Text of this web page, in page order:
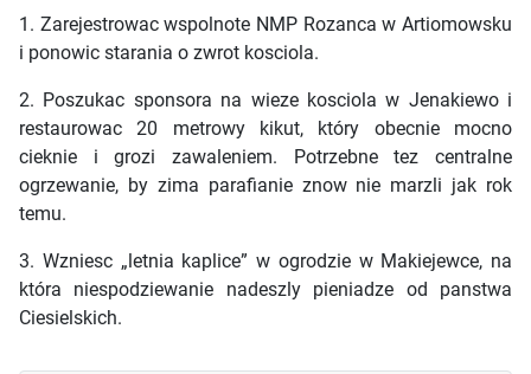
1. Zarejestrowac wspolnote NMP Rozanca w Artiomowsku
i ponowic starania o zwrot kosciola.
2. Poszukac sponsora na wieze kosciola w Jenakiewo i
restaurowac 20 metrowy kikut, który obecnie mocno
cieknie i grozi zawaleniem. Potrzebne tez centralne
ogrzewanie, by zima parafianie znow nie marzli jak rok
temu.
3. Wzniesc „letnia kaplice” w ogrodzie w Makiejewce, na
która niespodziewanie nadeszly pieniadze od panstwa
Ciesielskich.